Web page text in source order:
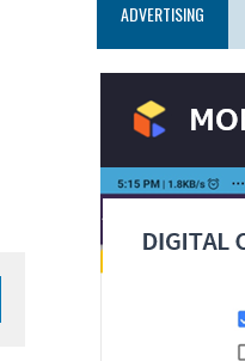
ADVERTISING